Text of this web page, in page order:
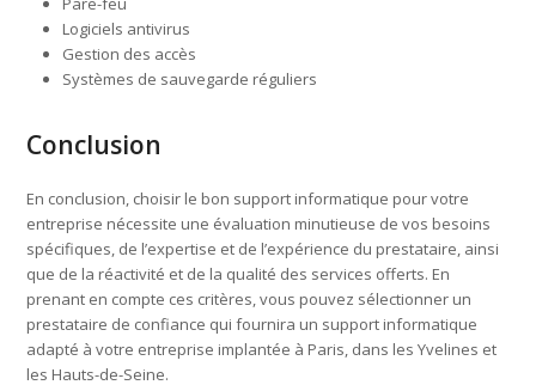
Logiciels antivirus
Gestion des accès
Systèmes de sauvegarde réguliers
Conclusion
En conclusion, choisir le bon support informatique pour votre
entreprise nécessite une évaluation minutieuse de vos besoins
spécifiques, de l’expertise et de l’expérience du prestataire, ainsi
que de la réactivité et de la qualité des services offerts. En
prenant en compte ces critères, vous pouvez sélectionner un
prestataire de confiance qui fournira un support informatique
adapté à votre entreprise implantée à Paris, dans les Yvelines et
les Hauts-de-Seine.